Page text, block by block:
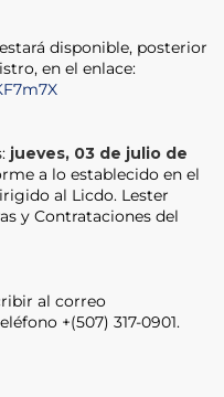
disponible, posterior
en el enlace:
jueves, 03 de julio de
a lo establecido en el
al Licdo. Lester
y Contrataciones del
al correo
+(507) 317-0901.